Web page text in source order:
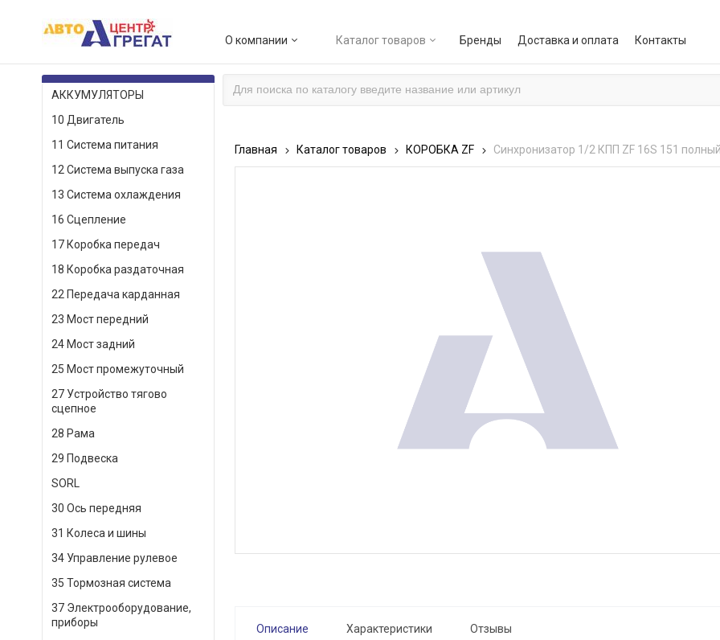
О компании Каталог товаров Бренды Доставка и оплата Контакты
КАТАЛОГ ТОВАРОВ
АККУМУЛЯТОРЫ
10 Двигатель
11 Система питания
12 Система выпуска газа
13 Система охлаждения
16 Сцепление
17 Коробка передач
18 Коробка раздаточная
22 Передача карданная
23 Мост передний
24 Мост задний
25 Мост промежуточный
27 Устройство тягово
сцепное
28 Рама
29 Подвеска
SORL
30 Ось передняя
31 Колеса и шины
34 Управление рулевое
35 Тормозная система
37 Электрооборудование,
приборы
Главная Каталог товаров КОРОБКА ZF Синхронизатор 1/2 КПП ZF 16S 151
Описание Характеристики Отзывы